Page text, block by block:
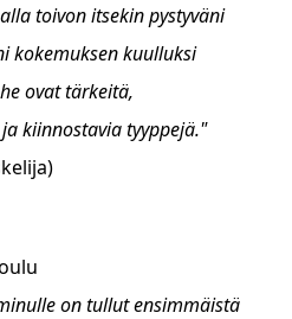
toivon itsekin pystyväni
kokemuksen kuulluksi
ovat tärkeitä,
kiinnostavia tyyppejä."
on tullut ensimmäistä